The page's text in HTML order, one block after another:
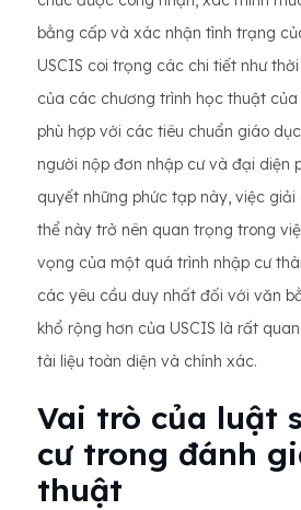
bằng cấp và xác nhận tình trạng
USCIS coi trọng các chi tiết như
của các chương trình học thuật
phù hợp với các tiêu chuẩn giáo
người nộp đơn nhập cư và đại diện
quyết những phức tạp này, việc
thể này trở nên quan trọng trong
vọng của một quá trình nhập cư
các yêu cầu duy nhất đối với văn
khổ rộng hơn của USCIS là rất
tài liệu toàn diện và chính xác.
Vai trò của luật
cư trong đánh
thuật